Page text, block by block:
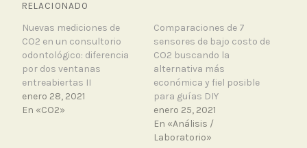
RELACIONADO
Nuevas mediciones de
CO2 en un consultorio
odontológico: diferencia
por dos ventanas
entreabiertas II
enero 28, 2021
En «CO2»
Comparaciones de 7
sensores de bajo costo de
CO2 buscando la
alternativa más
económica y fiel posible
para guías DIY
enero 25, 2021
En «Análisis /
Laboratorio»